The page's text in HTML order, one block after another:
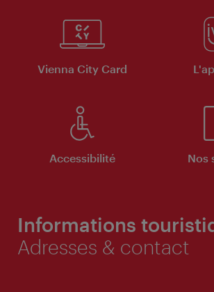
Vienna City Card
Accessibilité Nos
Informations
Adresses & contact